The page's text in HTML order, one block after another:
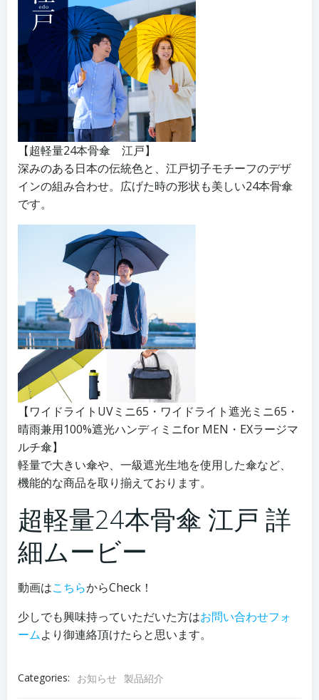
【超軽量24本骨傘 江戸】
深みのある日本の伝統色と、江戸切子モチーフのデザ
インの組み合わせ。広げた時の形状も美しい24本骨傘
です。
【ワイドライトUVミニ65・ワイドライト遮光ミニ65・
晴雨兼用100%遮光ハンディミニfor MEN・EXラージマ
ルチ傘】
軽量で大きい傘や、一級遮光生地を使用した傘など、
機能的な商品を取り揃えております。
超軽量24本骨傘 江戸 詳
細ムービー
動画はこちらからCheck！
少しでも興味持っていただいた方はお問い合わせフォ
ームより御連絡頂けたらと思います。
Categories: お知らせ 製品紹介